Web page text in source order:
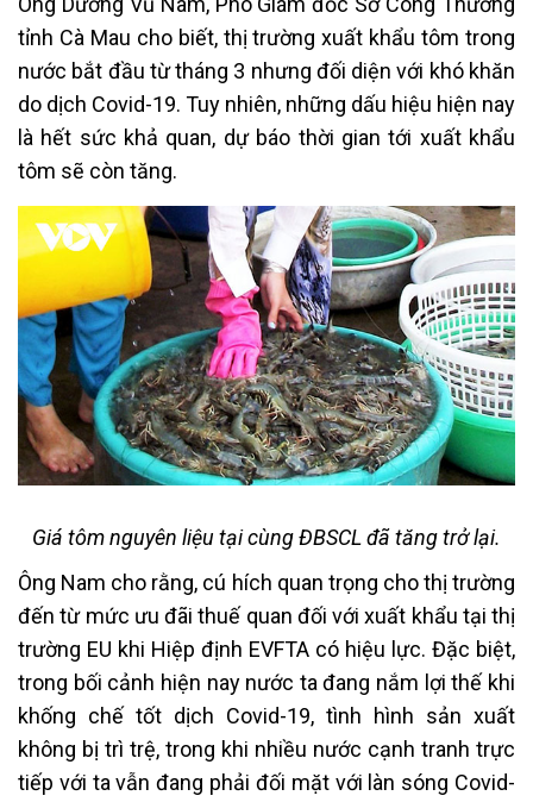
tỉnh Cà Mau cho biết, thị trường xuất khẩu tôm trong
nước bắt đầu từ tháng 3 nhưng đối diện với khó khăn
do dịch Covid-19. Tuy nhiên, những dấu hiệu hiện nay
là hết sức khả quan, dự báo thời gian tới xuất khẩu
tôm sẽ còn tăng.
Giá tôm nguyên liệu tại cùng ĐBSCL đã tăng trở lại.
Ông Nam cho rằng, cú hích quan trọng cho thị trường
đến từ mức ưu đãi thuế quan đối với xuất khẩu tại thị
trường EU khi Hiệp định EVFTA có hiệu lực. Đặc biệt,
trong bối cảnh hiện nay nước ta đang nắm lợi thế khi
khống chế tốt dịch Covid-19, tình hình sản xuất
không bị trì trệ, trong khi nhiều nước cạnh tranh trực
tiếp với ta vẫn đang phải đối mặt với làn sóng Covid-